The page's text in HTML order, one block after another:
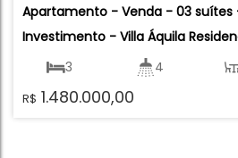
Apartamento - Venda - 03 suítes
Investimento - Villa Áquila
Belo
R$ 1.480.000,00
3 4
2